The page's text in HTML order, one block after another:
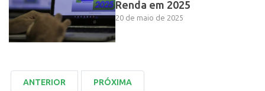
Renda em 2025
20 de maio de 2025